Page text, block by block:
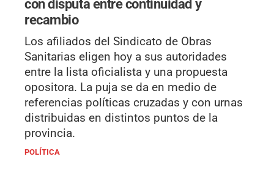
con disputa entre continuidad y
recambio
Los afiliados del Sindicato de Obras
Sanitarias eligen hoy a sus autoridades
entre la lista oficialista y una propuesta
opositora. La puja se da en medio de
referencias políticas cruzadas y con urnas
distribuidas en distintos puntos de la
provincia.
POLÍTICA